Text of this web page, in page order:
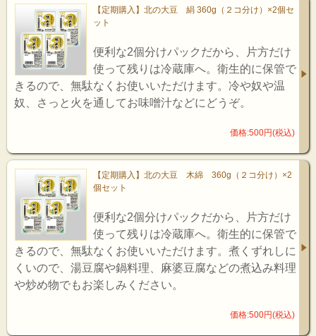
【定期購入】北の大豆 絹 360g（２コ分け）×2個セ
ット
便利な2個分けパックだから、片方だけ
使って残りは冷蔵庫へ。衛生的に保管で
きるので、無駄なくお使いいただけます。冷や奴や温
奴、さっと火を通してお味噌汁などにどうぞ。
価格:500円(税込)
【定期購入】北の大豆 木綿 360g（２コ分け）×2
個セット
便利な2個分けパックだから、片方だけ
使って残りは冷蔵庫へ。衛生的に保管で
きるので、無駄なくお使いいただけます。煮くずれしに
くいので、湯豆腐や鍋料理、麻婆豆腐などの煮込み料理
や炒め物でもお楽しみください。
価格:500円(税込)